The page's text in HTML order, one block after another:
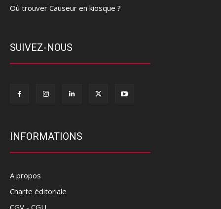
Où trouver Causeur en kiosque ?
SUIVEZ-NOUS
INFORMATIONS
A propos
Charte éditoriale